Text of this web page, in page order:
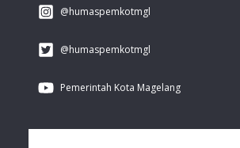
@humaspemkotmgl
@humaspemkotmgl
Pemerintah Kota Magelang